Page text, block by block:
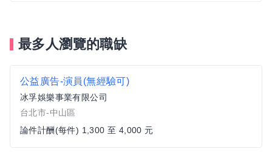
最多人瀏覽的職缺
公益廣告-演員(無經驗可)
冰孚娛樂事業有限公司
台北市-中山區
論件計酬(每件) 1,300 至 4,000 元